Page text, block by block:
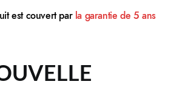
est couvert par la garantie de 5 ans